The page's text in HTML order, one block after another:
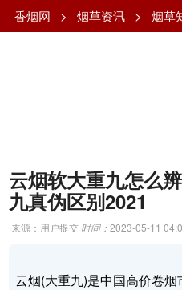
香烟网 > 烟草资讯 > 烟草
云烟软大重九怎么
九真伪区别2021
来源：用户提交 时间：2023-05-11
云烟(大重九)是中国高价卷